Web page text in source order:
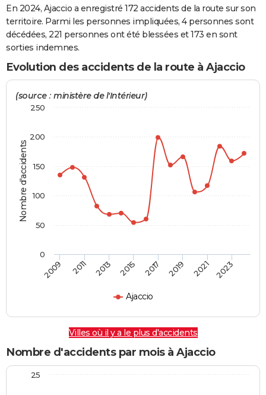
Destinations
City break
Voyage nature
Voyage de noces
Forum
Climat
+
GUIDES D'ACHAT
BONS PLANS
Carte de Noël
Carte Bonne année
Carte Saint-Valentin
Carte Pâques
Carte d'anniversaire
DICTIONNAIRE
PROGRAMME TV
COPAINS D'AVANT
S'inscrire
Se connecter
Lycées
Collèges
Primaires
Universités
Entreprises
Service militaire
Avis de recherche
AVIS DE DÉCÈS
FORUM
Bricolage
Culture
Television
Voyage
En 2024, Ajaccio a enregistré 172 accidents de la route sur son
territoire. Parmi les personnes impliquées, 4 personnes sont
décédées, 221 personnes ont été blessées et 173 en sont
sorties indemnes.
Evolution des accidents de la route à Ajaccio
Nombre d'accidents
(source : ministère de l'Intérieur)
Ajaccio
2009 2011 2013 2015 2017 2019 2021 2023
0
50
100
150
200
250
Villes où il y a le plus d'accidents
Nombre d'accidents par mois à Ajaccio
25